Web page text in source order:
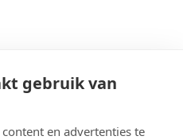
gebruik van
en advertenties te